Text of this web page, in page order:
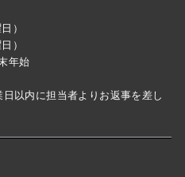
）
）
年始
以内に担当者よりお返事を差し